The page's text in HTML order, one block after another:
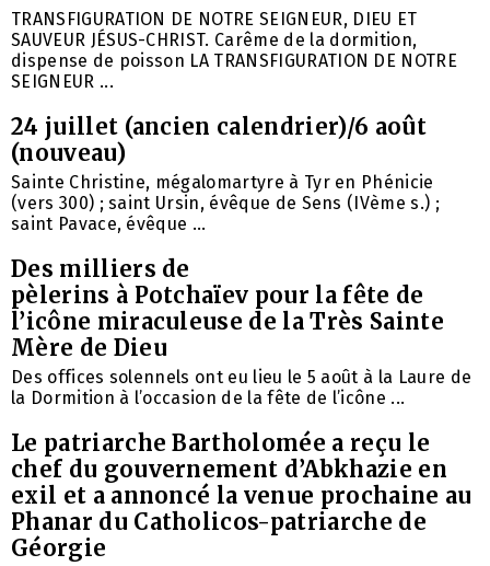
TRANSFIGURATION DE NOTRE SEIGNEUR, DIEU ET
SAUVEUR JÉSUS-CHRIST. Carême de la dormition,
dispense de poisson LA TRANSFIGURATION DE NOTRE
SEIGNEUR ...
24 juillet (ancien calendrier)/6 août
(nouveau)
Sainte Christine, mégalomartyre à Tyr en Phénicie
(vers 300) ; saint Ursin, évêque de Sens (IVème s.) ;
saint Pavace, évêque ...
Des milliers de
pèlerins à Potchaïev pour la fête de
l’icône miraculeuse de la Très Sainte
Mère de Dieu
Des offices solennels ont eu lieu le 5 août à la Laure de
la Dormition à l’occasion de la fête de l’icône ...
Le patriarche Bartholomée a reçu le
chef du gouvernement d’Abkhazie en
exil et a annoncé la venue prochaine au
Phanar du Catholicos-patriarche de
Géorgie